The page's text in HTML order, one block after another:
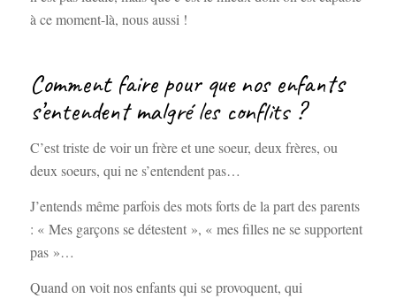
à ce moment-là, nous aussi !
Comment faire pour que nos enfants
s’entendent malgré les conflits ?
C’est triste de voir un frère et une soeur, deux frères, ou
deux soeurs, qui ne s’entendent pas…
J’entends même parfois des mots forts de la part des parents
: « Mes garçons se détestent », « mes filles ne se supportent
pas »…
Quand on voit nos enfants qui se provoquent, qui